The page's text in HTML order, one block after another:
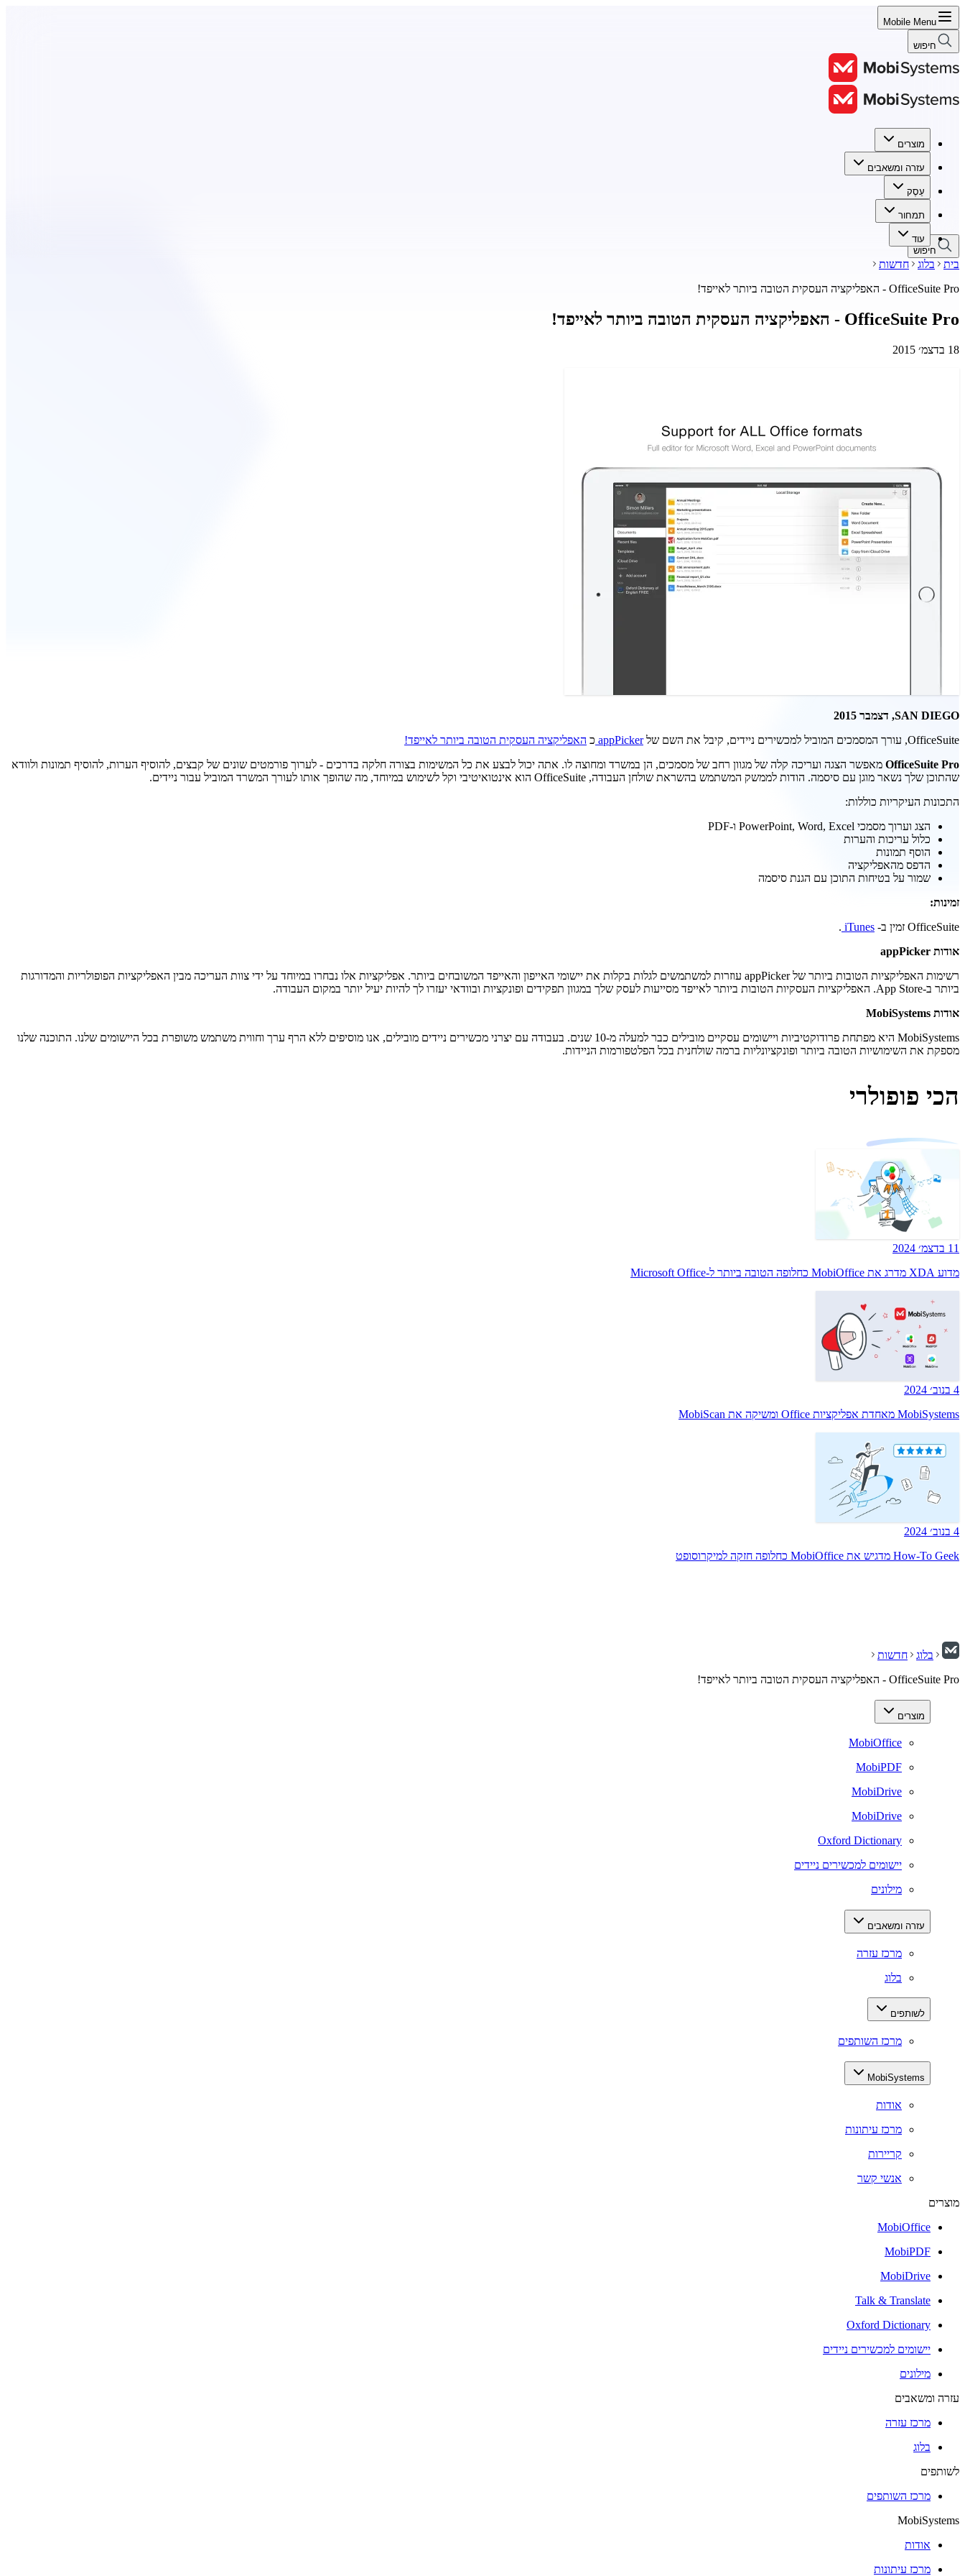
Mobile Menu
חיפוש
מוצרים
עזרה ומשאבים
עֵסֶק
תמחור
עוד
מוצרים
עזרה ומשאבים
עֵסֶק
תמחור
חיפוש
בית בלוג
חדשות
OfficeSuite Pro - האפליקציה העסקית הטובה ביותר לאייפד!
OfficeSuite Pro - האפליקציה העסקית הטובה ביותר לאייפד!
18 בדצמ׳ 2015
SAN DIEGO, דצמבר 2015
OfficeSuite, עורך המסמכים המוביל למכשירים ניידים, קיבל את השם של
appPicker כ האפליקציה העסקית הטובה ביותר לאייפד!
OfficeSuite Pro מאפשר הצגה ועריכה קלה של מגוון רחב של מסמכים, הן במשרד ומחוצה לו. אתה יכול לבצע את כל המשימות בצורה חלקה בדרכים - לערוך פורמטים שונים של קבצים, להוסיף הערות, להוסיף תמונות ולוודא
שהתוכן שלך נשאר מוגן עם סיסמה. הודות לממשק המשתמש בהשראת שולחן העבודה, OfficeSuite הוא אינטואיטיבי וקל לשימוש במיוחד, מה שהופך אותו לעורך המשרד המוביל עבור ניידים.
התכונות העיקריות כוללות:
הצג וערוך מסמכי PowerPoint, Word, Excel ו-PDF
כלול עריכות והערות
הוסף תמונות
הדפס מהאפליקציה
שמור על בטיחות התוכן עם הגנת סיסמה
זמינות:
OfficeSuite זמין ב-
iTunes
.
אודות appPicker
רשימות האפליקציות הטובות ביותר של appPicker עוזרות למשתמשים לגלות בקלות את יישומי האייפון והאייפד המשובחים ביותר. אפליקציות אלו נבחרו במיוחד על ידי צוות העריכה מבין האפליקציות הפופולריות והמדורגות
ביותר ב-App Store. האפליקציות העסקיות הטובות ביותר לאייפד מסייעות לעסק שלך במגוון תפקידים ופונקציות ובוודאי יעזרו לך להיות יעיל יותר במקום העבודה.
אודות MobiSystems
MobiSystems היא מפתחת פרודוקטיביות ויישומים עסקיים מובילים כבר למעלה מ-10 שנים. בעבודה עם יצרני מכשירים ניידים מובילים, אנו מוסיפים ללא הרף ערך וחווית משתמש משופרת בכל היישומים שלנו. התוכנה שלנו
מספקת את השימושיות הטובה ביותר ופונקציונליות ברמה שולחנית בכל הפלטפורמות הניידות.
הכי פופולרי
11 בדצמ׳ 2024
מדוע XDA מדרג את MobiOffice כחלופה הטובה ביותר ל-Microsoft Office
4 בנוב׳ 2024
MobiSystems מאחדת אפליקציות Office ומשיקה את MobiScan
4 בנוב׳ 2024
How-To Geek מדגיש את MobiOffice כחלופה חזקה למיקרוסופט
בלוג
חדשות
OfficeSuite Pro - האפליקציה העסקית הטובה ביותר לאייפד!
מוצרים
MobiOffice
MobiPDF
MobiDrive
MobiDrive
Oxford Dictionary
יישומים למכשירים ניידים
מילונים
עזרה ומשאבים
מרכז עזרה
בלוג
לשותפים
מרכז השותפים
MobiSystems
אודות
מרכז עיתונות
קריירות
אנשי קשר
מוצרים
MobiOffice
MobiPDF
MobiDrive
Talk & Translate
Oxford Dictionary
יישומים למכשירים ניידים
מילונים
עזרה ומשאבים
מרכז עזרה
בלוג
לשותפים
מרכז השותפים
MobiSystems
אודות
מרכז עיתונות